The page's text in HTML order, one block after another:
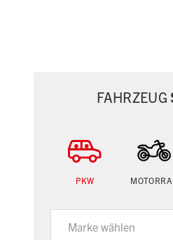
FAHRZEUG
PKW
Marke wählen